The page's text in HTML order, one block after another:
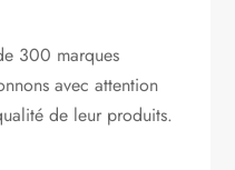
300 marques
avec attention
de leur produits.